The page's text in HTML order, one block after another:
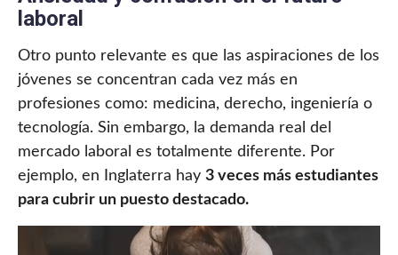
laboral
Otro punto relevante es que las aspiraciones de los
jóvenes se concentran cada vez más en
profesiones como: medicina, derecho, ingeniería o
tecnología. Sin embargo, la demanda real del
mercado laboral es totalmente diferente. Por
ejemplo, en Inglaterra hay 3 veces más estudiantes
para cubrir un puesto destacado.